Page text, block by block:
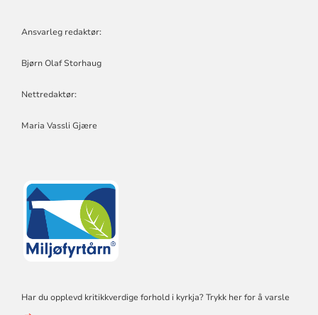
Ansvarleg redaktør:
Bjørn Olaf Storhaug
Nettredaktør:
Maria Vassli Gjære
Har du opplevd kritikkverdige forhold i kyrkja? Trykk her for å varsle